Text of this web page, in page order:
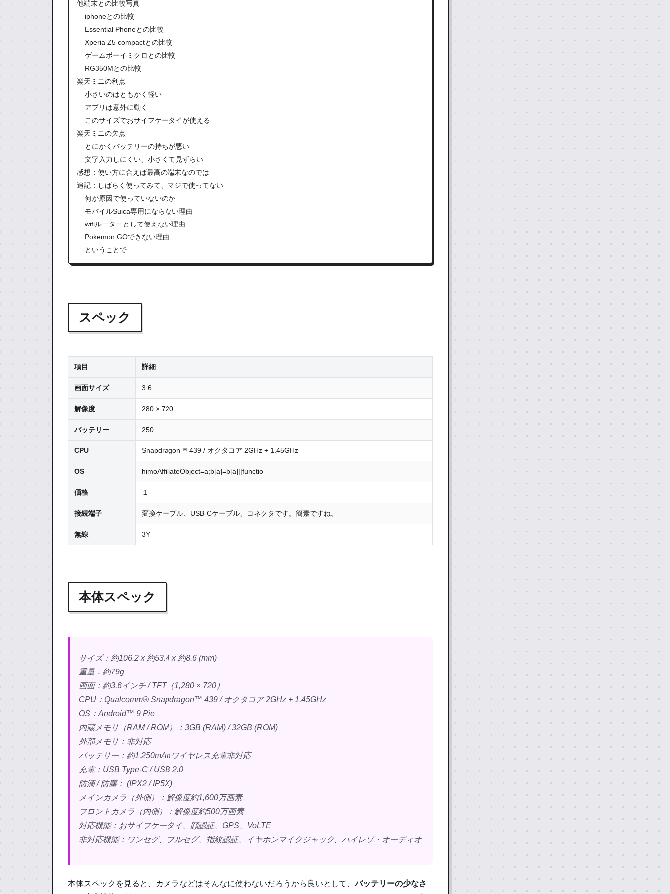
他端末との比較写真
iphoneとの比較
Essential Phoneとの比較
Xperia Z5 compactとの比較
ゲームボーイミクロとの比較
RG350Mとの比較
楽天ミニの利点
小さいのはともかく軽い
アプリは意外に動く
このサイズでおサイフケータイが使える
楽天ミニの欠点
とにかくバッテリーの持ちが悪い
文字入力しにくい、小さくて見ずらい
感想：使い方に合えば最高の端末なのでは
追記：しばらく使ってみて、マジで使ってない
何が原因で使っていないのか
モバイルSuica専用にならない理由
wifiルーターとして使えない理由
Pokemon GOできない理由
ということで
スペック
項目 詳細
画面サイズ 3.6
解像度 280 × 720
バッテリー 250
CPU Snapdragon™ 439 / オクタコア 2GHz + 1.45GHz
OS himoAffiliateObject=a;b[a]=b[a]||functio
価格 １
接続端子 変換ケーブル、USB-Cケーブル、コネクタです。簡素ですね。
無線 3Y
本体スペック
サイズ：約106.2 x 約53.4 x 約8.6 (mm)
重量：約79g
画面：約3.6インチ / TFT（1,280 × 720）
CPU：Qualcomm® Snapdragon™ 439 / オクタコア 2GHz + 1.45GHz
OS：Android™ 9 Pie
内蔵メモリ（RAM / ROM）：3GB (RAM) / 32GB (ROM)
外部メモリ：非対応
バッテリー：約1,250mAhワイヤレス充電非対応
充電：USB Type-C / USB 2.0
防滴 / 防塵： (IPX2 / IP5X)
メインカメラ（外側）：解像度約1,600万画素
フロントカメラ（内側）：解像度約500万画素
対応機能：おサイフケータイ、顔認証、GPS、VoLTE
非対応機能：ワンセグ、フルセグ、指紋認証、イヤホンマイクジャック、ハイレゾ・オーディオ
本体スペックを見ると、カメラなどはそんなに使わないだろうから良いとして、バッテリーの少なさ